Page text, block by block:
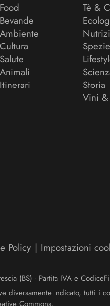
Food
Bevande
Ambiente
Cultura
Salute
Animali
Itinerari
Tè &
Storia
Vini &
Policy | Impostazioni
(BS) - Partita IVA e
diversamente indicato, tutti i
Commons.